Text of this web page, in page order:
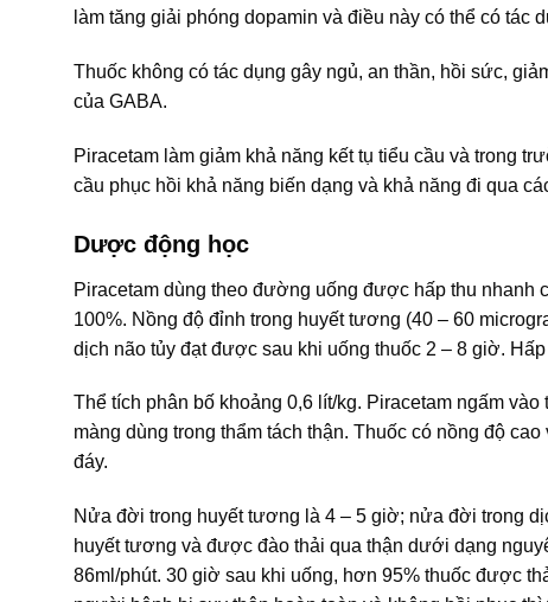
làm tăng giải phóng dopamin và điều này có thể có tác
Thuốc không có tác dụng gây ngủ, an thần, hồi sức,
của GABA.
Piracetam làm giảm khả năng kết tụ tiểu cầu và trong
cầu phục hồi khả năng biến dạng và khả năng đi qua
Dược động học
Piracetam dùng theo đường uống được hấp thu nhanh
100%. Nồng độ đỉnh trong huyết tương (40 – 60
dịch não tủy đạt được sau khi uống thuốc 2 – 8 giờ.
Thể tích phân bố khoảng 0,6 lít/kg. Piracetam ngấm
màng dùng trong thẩm tách thận. Thuốc có nồng độ
đáy.
Nửa đời trong huyết tương là 4 – 5 giờ; nửa đời trong
huyết tương và được đào thải qua thận dưới dạng
86ml/phút. 30 giờ sau khi uống, hơn 95% thuốc được